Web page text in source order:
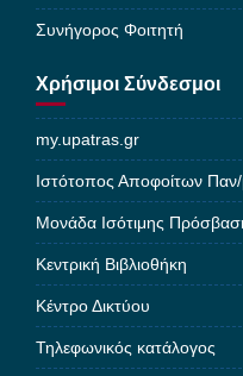
Συνήγορος Φοιτητή
Χρήσιμοι Σύνδεσμοι
my.upatras.gr
Ιστότοπος Αποφοίτων
Μονάδα Ισότιμης
Κεντρική Βιβλιοθήκη
Κέντρο Δικτύου
Τηλεφωνικός κατάλογος